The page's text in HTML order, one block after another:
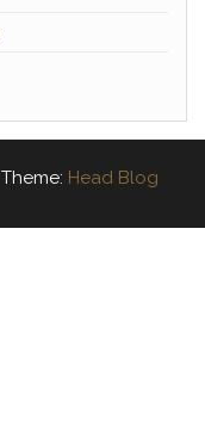
Theme: Head Blog